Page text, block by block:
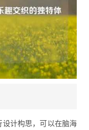
计构思，可以在脑海